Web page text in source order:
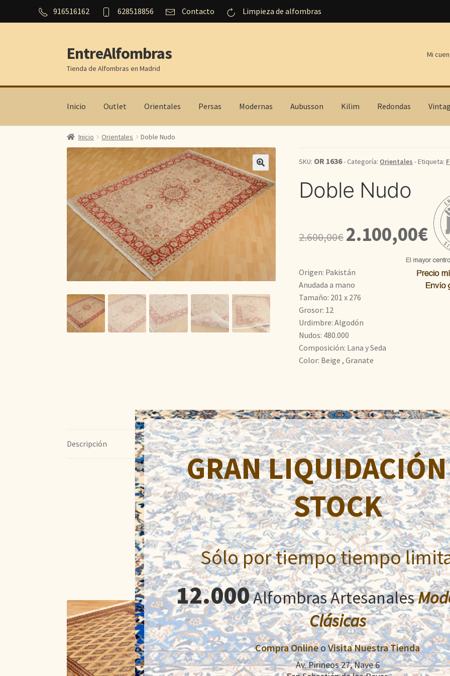
916516162 628518856 Contacto Limpieza de alfombras
Ir
a
la
navegación
Ir
al
contenido
EntreAlfombras
Tienda de Alfombras en Madrid
Mi
Inicio Outlet Orientales Persas Modernas Aubusson Kilim Redondas
Inicio Orientales Doble Nudo
SKU: OR 1636- Categoría: Orientales - Etiqueta:
Doble Nudo
2.600,00€
El
precio
era:
2.600,00€.
2.100,00€El
es:
Origen: Pakistán
Anudada a mano
Tamaño: 201 x 276
Grosor: 12
Urdimbre: Algodón
Nudos: 480.000
Composición: Lana y Seda
Color: Beige , Granate
Descripción Descripción
Las alfombras DOBLE NUDO están anudadas en a mano
que poseen una gran cantidad de lana de primera
están tejidas con el 80% de lana y el 20% de seda.
medallón central. Predominan los dibujos florales y los
creando un hermoso contraste.
Productos relacionados
GRAN
STOCK
Sólo por tiempo tiempo
12.000Alfombras Artesanales
Clásicas
Compra OnlineoVisita Nuestra Tienda
Av. Pirineos 27, Nave 6